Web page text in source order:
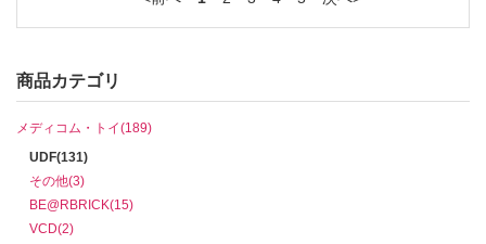
商品カテゴリ
メディコム・トイ(189)
UDF(131)
その他(3)
BE@RBRICK(15)
VCD(2)